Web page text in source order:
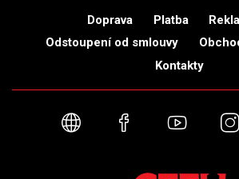
Doprava Platba
Odstoupení od smlouvy
Kontakty
Webové stránky
Facebook